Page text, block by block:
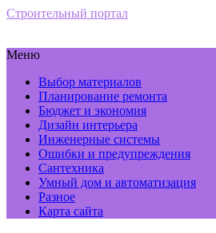
Строительный портал
Меню
Выбор материалов
Планирование ремонта
Бюджет и экономия
Дизайн интерьера
Инженерные системы
Ошибки и предупреждения
Сантехника
Умный дом и автоматизация
Разное
Карта сайта